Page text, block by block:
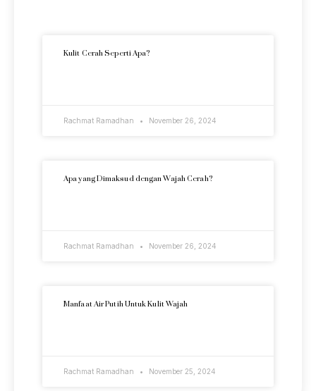
Kulit Cerah Seperti Apa?
Rachmat Ramadhan November 26, 2024
Apa yang Dimaksud dengan Wajah Cerah?
Rachmat Ramadhan November 26, 2024
Manfaat Air Putih Untuk Kulit Wajah
Rachmat Ramadhan November 25, 2024